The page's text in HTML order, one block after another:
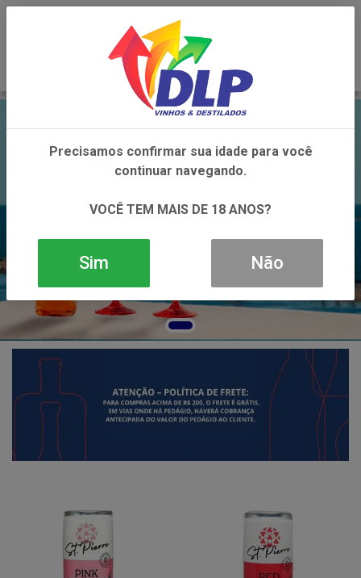
Precisamos confirmar sua idade para você
continuar navegando.
VOCÊ TEM MAIS DE 18 ANOS?
Sim Não